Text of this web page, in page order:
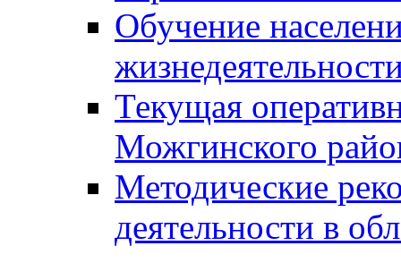
Обучение
Текущая
Можгинского
Методические
деятельности в